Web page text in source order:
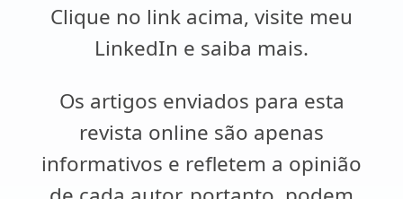
Clique no link acima, visite meu
LinkedIn e saiba mais.
Os artigos enviados para esta
revista online são apenas
informativos e refletem a opinião